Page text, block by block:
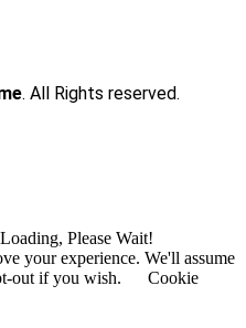
. All Rights reserved.
your experience. We'll assume
out if you wish.
Cookie